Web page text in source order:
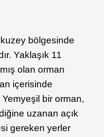
bölgesinde
Yaklaşık 11
olan orman
içerisinde
Yemyeşil bir orman,
uzanan açık
gereken yerler